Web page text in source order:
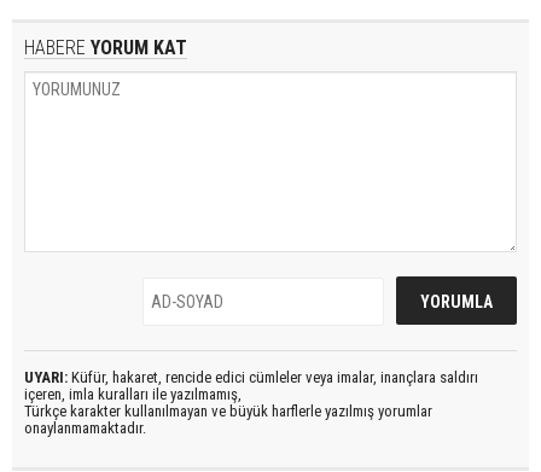
HABERE YORUM KAT
UYARI: Küfür, hakaret, rencide edici cümleler veya imalar, inançlara saldırı
içeren, imla kuralları ile yazılmamış,
Türkçe karakter kullanılmayan ve büyük harflerle yazılmış yorumlar
onaylanmamaktadır.